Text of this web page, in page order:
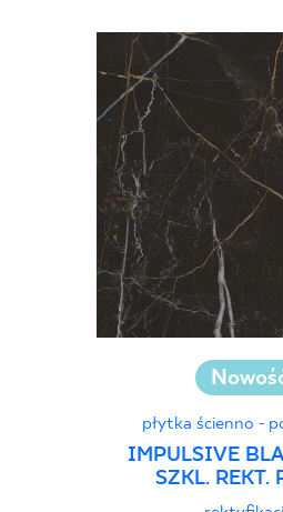
płytka ścienno -
IMPULSIVE
SZKL. REKT.